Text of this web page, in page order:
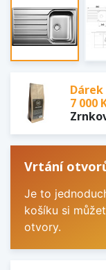
7 000
Vrtání
Je to
košíku si
otvory.